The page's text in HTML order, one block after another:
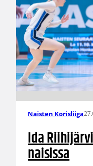
Naisten Korisliiga
Ida
naisissa